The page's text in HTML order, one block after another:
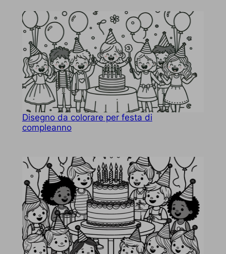
Disegno da colorare per festa di
compleanno